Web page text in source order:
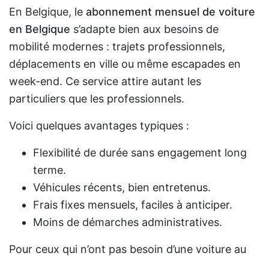
En Belgique, le abonnement mensuel de voiture
en Belgique s’adapte bien aux besoins de
mobilité modernes : trajets professionnels,
déplacements en ville ou même escapades en
week-end. Ce service attire autant les
particuliers que les professionnels.
Voici quelques avantages typiques :
Flexibilité de durée sans engagement long
terme.
Véhicules récents, bien entretenus.
Frais fixes mensuels, faciles à anticiper.
Moins de démarches administratives.
Pour ceux qui n’ont pas besoin d’une voiture au